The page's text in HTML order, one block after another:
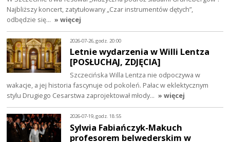
Najbliższy koncert, zatytułowany „Czar instrumentów dętych”,
odbędzie się… » więcej
2026-07-26, godz. 20:00
Letnie wydarzenia w Willi Lentza
[POSŁUCHAJ, ZDJĘCIA]
Szczecińska Willa Lentza nie odpoczywa w
wakacje, a jej historia fascynuje od pokoleń. Pałac w eklektycznym
stylu Drugiego Cesarstwa zaprojektował młody… » więcej
2026-07-19, godz. 18:55
Sylwia Fabiańczyk-Makuch
profesorem belwederskim w